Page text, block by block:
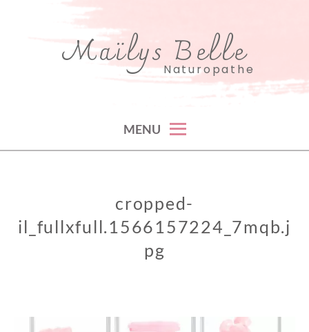
Maïlys Belle
Naturopathe
MENU
cropped-
il_fullxfull.1566157224_7mqb.j
pg